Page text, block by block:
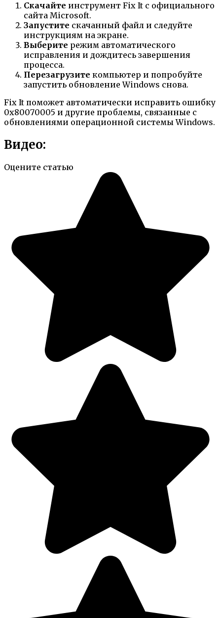
Скачайте инструмент Fix It с официального
сайта Microsoft.
Запустите скачанный файл и следуйте
инструкциям на экране.
Выберите режим автоматического
исправления и дождитесь завершения
процесса.
Перезагрузите компьютер и попробуйте
запустить обновление Windows снова.
Fix It поможет автоматически исправить ошибку
0x80070005 и другие проблемы, связанные с
обновлениями операционной системы Windows.
Видео:
Оцените статью